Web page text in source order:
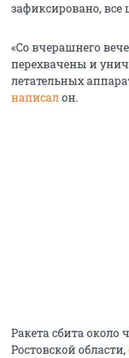
зафиксировано,
«Со вчерашнего
перехвачены и
летательных
написалон.
Ракета сбита около
Ростовской области,